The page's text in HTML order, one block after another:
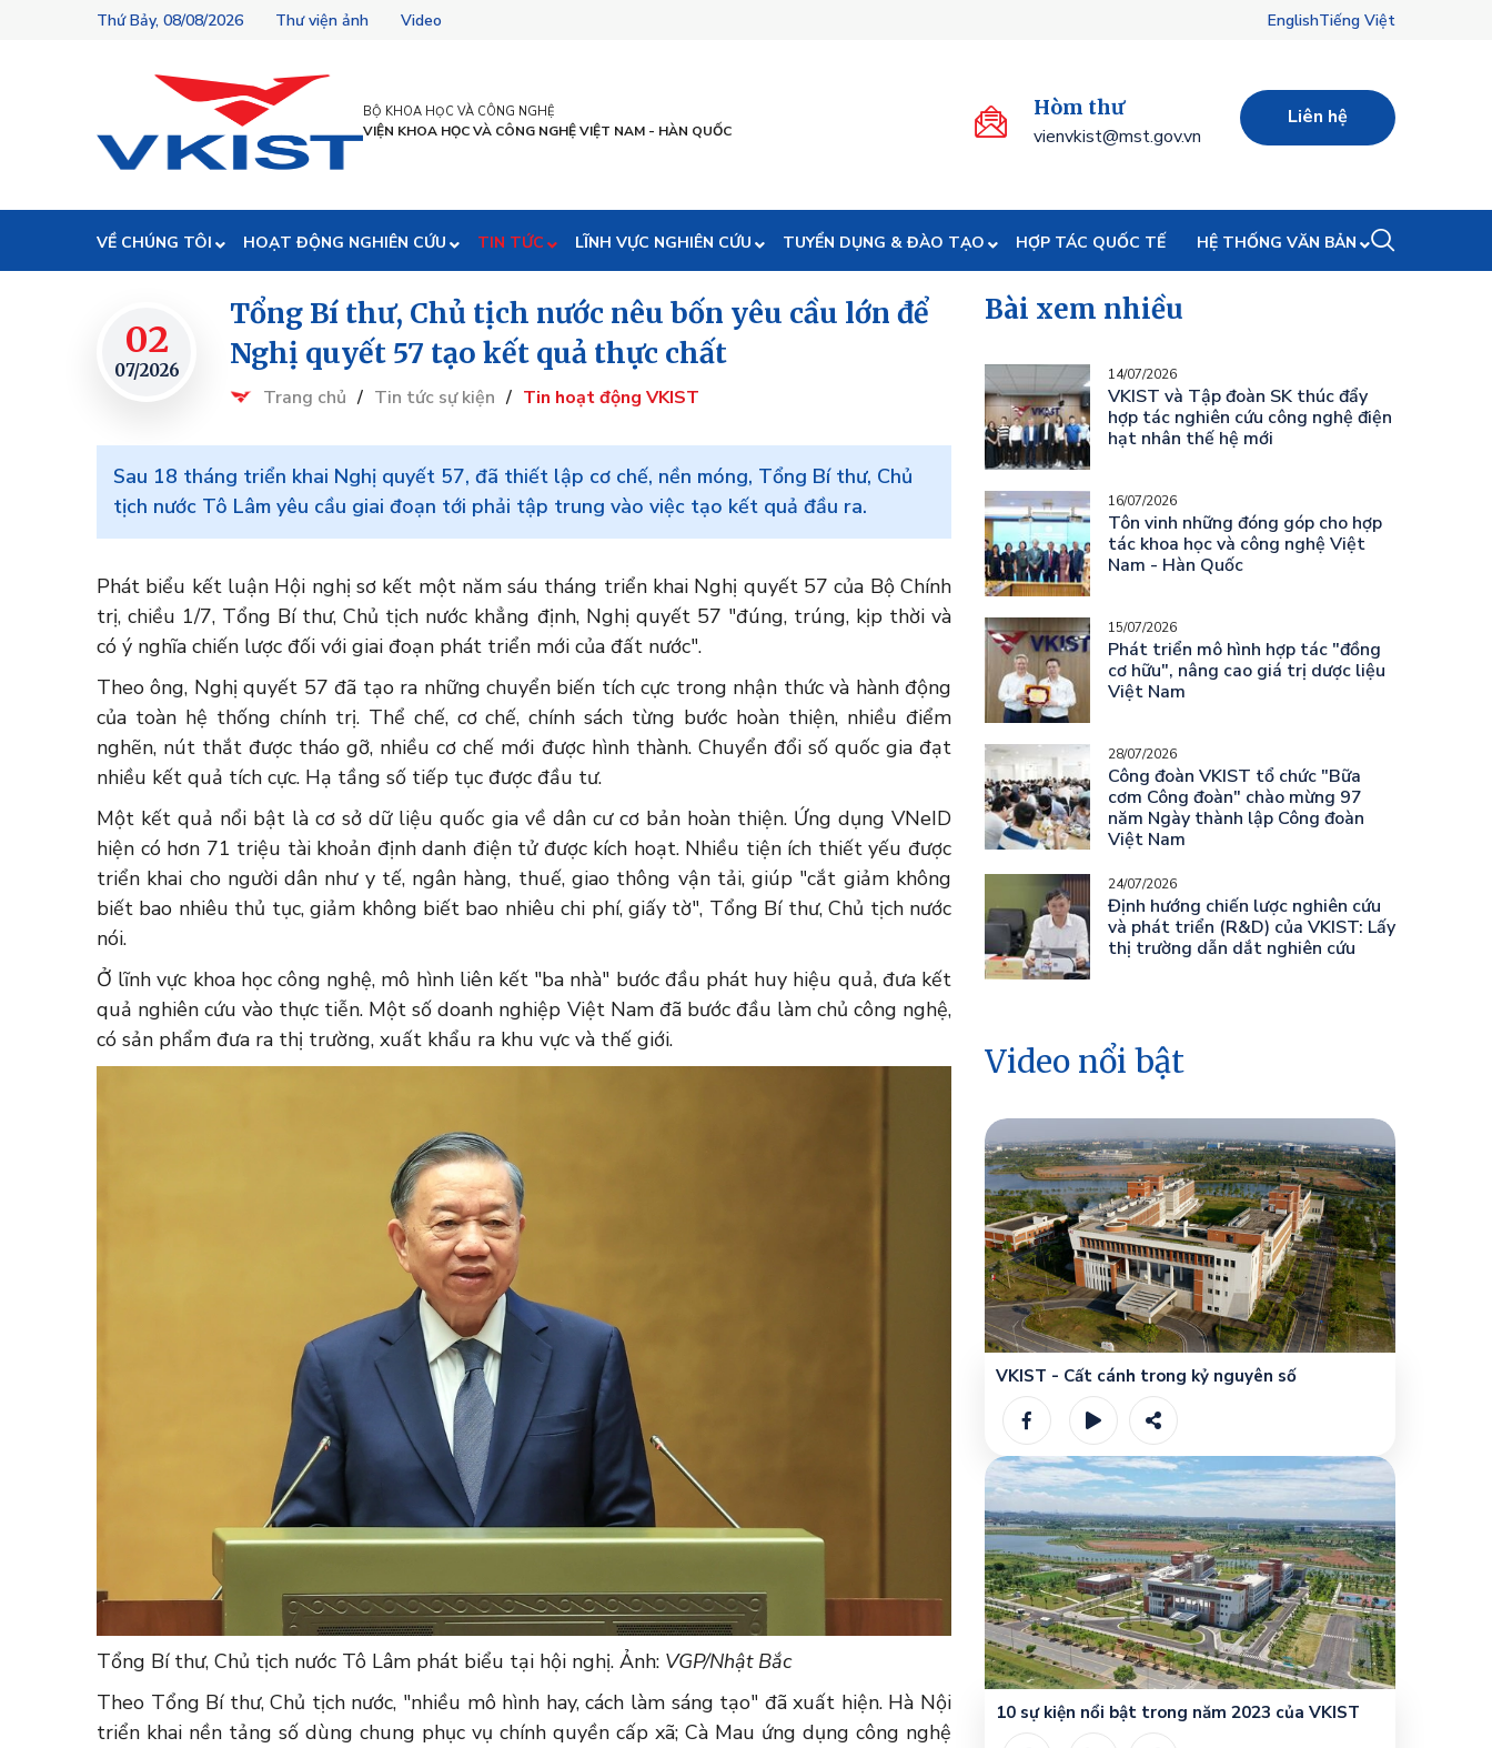
Thứ Bảy, 08/08/2026 Thư viện ảnh Video EnglishTiếng Việt
BỘ KHOA HỌC VÀ CÔNG NGHỆ
VIỆN KHOA HỌC VÀ CÔNG NGHỆ VIỆT NAM - HÀN QUỐC
Hòm thư
vienvkist@mst.gov.vn
Liên hệ
VỀ CHÚNG TÔI HOẠT ĐỘNG NGHIÊN CỨU TIN TỨC LĨNH VỰC NGHIÊN CỨU TUYỂN DỤNG & ĐÀO TẠO HỢP TÁC QUỐC TẾ HỆ THỐNG VĂN BẢN
02
07/2026
Tổng Bí thư, Chủ tịch nước nêu bốn yêu cầu lớn để
Nghị quyết 57 tạo kết quả thực chất
Trang chủ / Tin tức sự kiện / Tin hoạt động VKIST
Sau 18 tháng triển khai Nghị quyết 57, đã thiết lập cơ chế, nền móng, Tổng Bí thư, Chủ
tịch nước Tô Lâm yêu cầu giai đoạn tới phải tập trung vào việc tạo kết quả đầu ra.
Phát biểu kết luận Hội nghị sơ kết một năm sáu tháng triển khai Nghị quyết 57 của Bộ Chính
trị, chiều 1/7, Tổng Bí thư, Chủ tịch nước khẳng định, Nghị quyết 57 "đúng, trúng, kịp thời và
có ý nghĩa chiến lược đối với giai đoạn phát triển mới của đất nước".
Theo ông, Nghị quyết 57 đã tạo ra những chuyển biến tích cực trong nhận thức và hành động
của toàn hệ thống chính trị. Thể chế, cơ chế, chính sách từng bước hoàn thiện, nhiều điểm
nghẽn, nút thắt được tháo gỡ, nhiều cơ chế mới được hình thành. Chuyển đổi số quốc gia đạt
nhiều kết quả tích cực. Hạ tầng số tiếp tục được đầu tư.
Một kết quả nổi bật là cơ sở dữ liệu quốc gia về dân cư cơ bản hoàn thiện. Ứng dụng VNeID
hiện có hơn 71 triệu tài khoản định danh điện tử được kích hoạt. Nhiều tiện ích thiết yếu được
triển khai cho người dân như y tế, ngân hàng, thuế, giao thông vận tải, giúp "cắt giảm không
biết bao nhiêu thủ tục, giảm không biết bao nhiêu chi phí, giấy tờ", Tổng Bí thư, Chủ tịch nước
nói.
Ở lĩnh vực khoa học công nghệ, mô hình liên kết "ba nhà" bước đầu phát huy hiệu quả, đưa kết
quả nghiên cứu vào thực tiễn. Một số doanh nghiệp Việt Nam đã bước đầu làm chủ công nghệ,
có sản phẩm đưa ra thị trường, xuất khẩu ra khu vực và thế giới.
Tổng Bí thư, Chủ tịch nước Tô Lâm phát biểu tại hội nghị. Ảnh: VGP/Nhật Bắc
Theo Tổng Bí thư, Chủ tịch nước, "nhiều mô hình hay, cách làm sáng tạo" đã xuất hiện. Hà Nội
triển khai nền tảng số dùng chung phục vụ chính quyền cấp xã; Cà Mau ứng dụng công nghệ
Bài xem nhiều
14/07/2026
VKIST và Tập đoàn SK thúc đẩy
hợp tác nghiên cứu công nghệ điện
hạt nhân thế hệ mới
16/07/2026
Tôn vinh những đóng góp cho hợp
tác khoa học và công nghệ Việt
Nam - Hàn Quốc
15/07/2026
Phát triển mô hình hợp tác "đồng
cơ hữu", nâng cao giá trị dược liệu
Việt Nam
28/07/2026
Công đoàn VKIST tổ chức "Bữa
cơm Công đoàn" chào mừng 97
năm Ngày thành lập Công đoàn
Việt Nam
24/07/2026
Định hướng chiến lược nghiên cứu
và phát triển (R&D) của VKIST: Lấy
thị trường dẫn dắt nghiên cứu
Video nổi bật
VKIST - Cất cánh trong kỷ nguyên số
10 sự kiện nổi bật trong năm 2023 của VKIST